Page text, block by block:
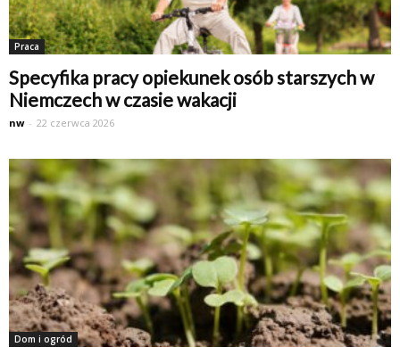
Praca
Specyfika pracy opiekunek osób starszych w
Niemczech w czasie wakacji
nw - 22 czerwca 2026
Dom i ogród